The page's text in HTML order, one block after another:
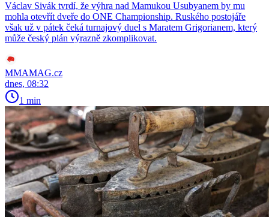
Václav Sivák tvrdí, že výhra nad Mamukou Usubyanem by mu
mohla otevřít dveře do ONE Championship. Ruského postojáře
však už v pátek čeká turnajový duel s Maratem Grigorianem, který
může český plán výrazně zkomplikovat.
MMAMAG.cz
dnes, 08:32
1 min